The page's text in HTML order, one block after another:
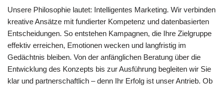
Unsere Philosophie lautet: Intelligentes Marketing. Wir verbinden
kreative Ansätze mit fundierter Kompetenz und datenbasierten
Entscheidungen. So entstehen Kampagnen, die Ihre Zielgruppe
effektiv erreichen, Emotionen wecken und langfristig im
Gedächtnis bleiben. Von der anfänglichen Beratung über die
Entwicklung des Konzepts bis zur Ausführung begleiten wir Sie
klar und partnerschaftlich – denn Ihr Erfolg ist unser Antrieb. Ob